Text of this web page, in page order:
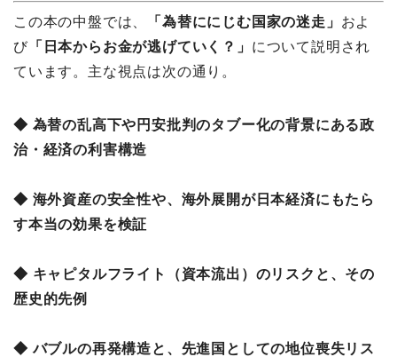
この本の中盤では、 「為替ににじむ国家の迷走」 およ
び「日本からお金が逃げていく？」 について説明され
ています。主な視点は次の通り。
◆ 為替の乱高下や円安批判のタブー化の背景にある政
治・経済の利害構造
◆ 海外資産の安全性や、海外展開が日本経済にもたら
す本当の効果を検証
◆ キャピタルフライト（資本流出）のリスクと、その
歴史的先例
◆ バブルの再発構造と、先進国としての地位喪失リス